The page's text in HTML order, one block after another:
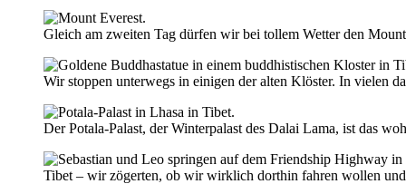
Gleich am zweiten Tag dürfen wir bei tollem Wetter den
Wir stoppen unterwegs in einigen der alten Klöster. In vielen
Der Potala-Palast, der Winterpalast des Dalai Lama, ist das
Tibet – wir zögerten, ob wir wirklich dorthin fahren wollen